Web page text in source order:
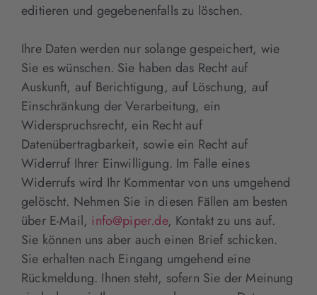
editieren und gegebenenfalls zu löschen.
Ihre Daten werden nur solange gespeichert, wie
Sie es wünschen. Sie haben das Recht auf
Auskunft, auf Berichtigung, auf Löschung, auf
Einschränkung der Verarbeitung, ein
Widerspruchsrecht, ein Recht auf
Datenübertragbarkeit, sowie ein Recht auf
Widerruf Ihrer Einwilligung. Im Falle eines
Widerrufs wird Ihr Kommentar von uns umgehend
gelöscht. Nehmen Sie in diesen Fällen am besten
über E-Mail, info@piper.de, Kontakt zu uns auf.
Sie können uns aber auch einen Brief schicken.
Sie erhalten nach Eingang umgehend eine
Rückmeldung. Ihnen steht, sofern Sie der Meinung